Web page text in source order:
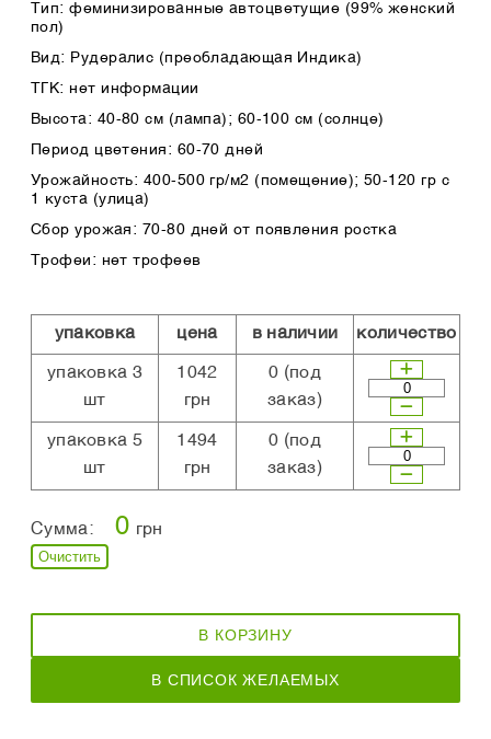
Тип: феминизированные автоцветущие (99% женский
пол)
Вид: Рудералис (преобладающая Индика)
ТГК: нет информации
Высота: 40-80 см (лампа); 60-100 см (солнце)
Период цветения: 60-70 дней
Урожайность: 400-500 гр/м2 (помещение); 50-120 гр с
1 куста (улица)
Сбор урожая: 70-80 дней от появления ростка
Трофеи: нет трофеев
упаковка цена в наличии количество
упаковка 3
шт
1042
грн
0 (под
заказ)
упаковка 5
шт
1494
грн
0 (под
заказ)
Сумма: 0 грн
Очистить
В КОРЗИНУ
В СПИСОК ЖЕЛАЕМЫХ